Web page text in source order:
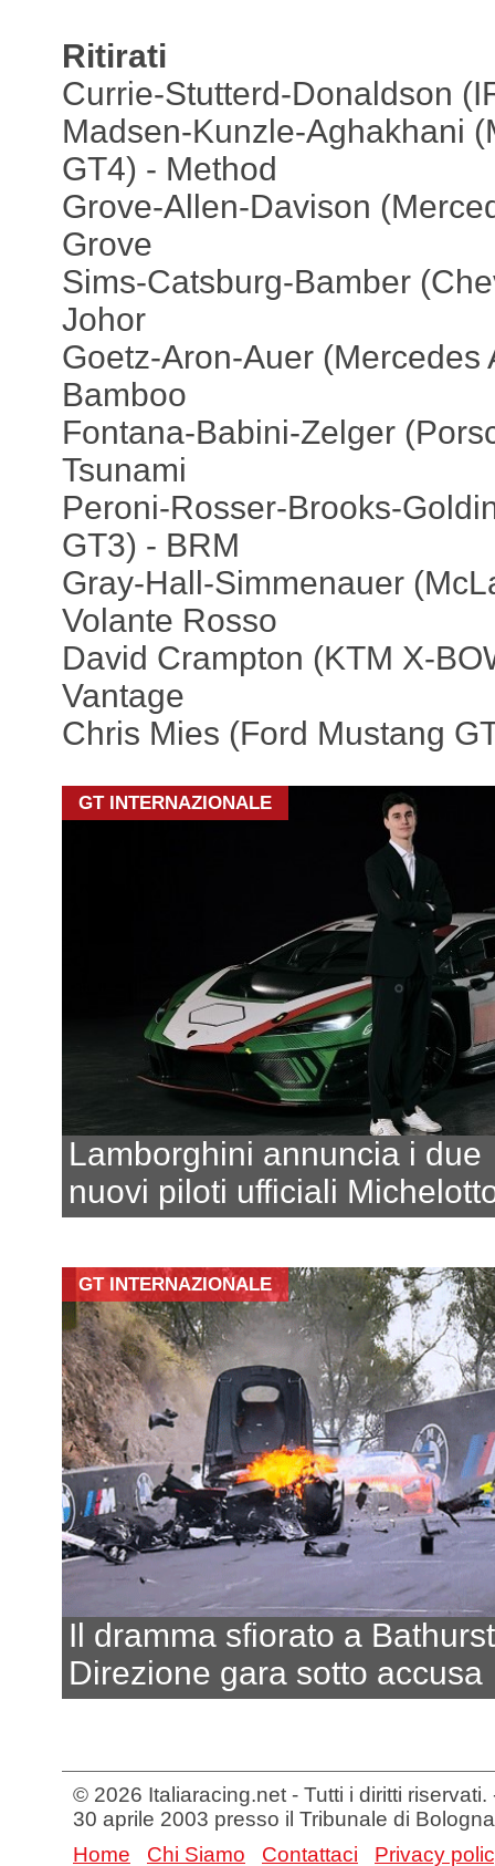
Ritirati
Currie-Stutterd-Donaldson
Madsen-Kunzle-Aghakhani
GT4) - Method
Grove-Allen-Davison
Grove
Sims-Catsburg-Bamber
Johor
Goetz-Aron-Auer (Mercedes
Bamboo
Fontana-Babini-Zelger
Tsunami
Peroni-Rosser-Brooks-
GT3) - BRM
Gray-Hall-Simmenauer
Volante Rosso
David Crampton (KTM X-
Vantage
Chris Mies (Ford Mustang
GT INTERNAZIONALE
Lamborghini annuncia i due
nuovi piloti ufficiali
GT INTERNAZIONALE
Il dramma sfiorato a Bathurst
Direzione gara sotto accusa
© 2026 Italiaracing.net - Tutti i diritti
30 aprile 2003 presso il Tribunale di Bologna
Home
Chi Siamo Contattaci Privacy